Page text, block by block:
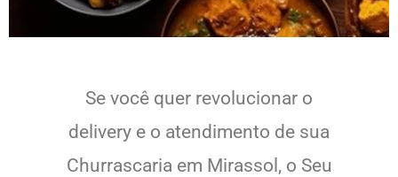
Se você quer revolucionar o
delivery e o atendimento de sua
Churrascaria em Mirassol, o Seu